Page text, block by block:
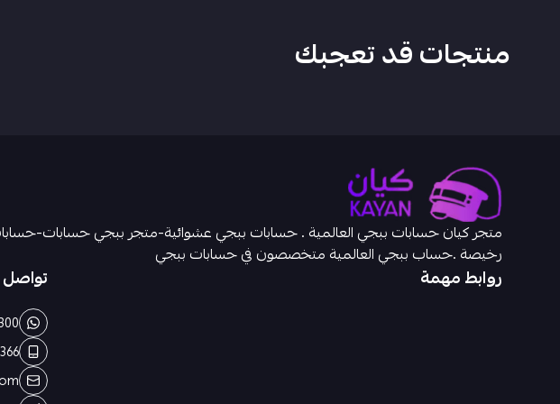
منتجات قد تعجبك
رخيصة .حساب ببجي العالمية متخصصون في حسابات ببجي
روابط مهمة